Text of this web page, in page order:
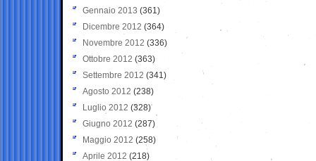
Gennaio 2013 (361)
Dicembre 2012 (364)
Novembre 2012 (336)
Ottobre 2012 (363)
Settembre 2012 (341)
Agosto 2012 (238)
Luglio 2012 (328)
Giugno 2012 (287)
Maggio 2012 (258)
Aprile 2012 (218)